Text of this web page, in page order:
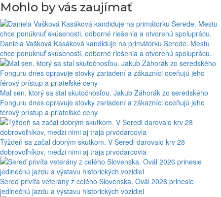
Mohlo by vás zaujímať
Daniela Vašková Kasáková kandiduje na primátorku Serede. Mestu
chce ponúknuť skúsenosti, odborné riešenia a otvorenú spoluprácu.
Mal sen, ktorý sa stal skutočnosťou. Jakub Záhorák zo seredského
Fonguru dnes opravuje stovky zariadení a zákazníci oceňujú jeho
férový prístup a priateľské ceny
Týždeň sa začal dobrým skutkom. V Seredi darovalo krv 28
dobrovoľníkov, medzi nimi aj traja prvodarcovia
Sereď privíta veterány z celého Slovenska. Ovál 2026 prinesie
jedinečnú jazdu a výstavu historických vozidiel